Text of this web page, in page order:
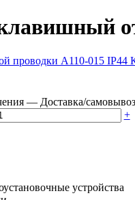
— Доставка/самовывоз
+
устройства